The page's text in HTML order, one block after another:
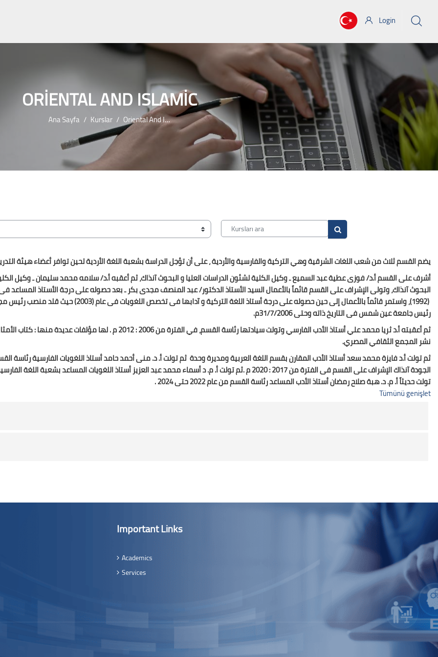
Login
ORIENTAL AND ISLAMIC
Ana Sayfa Kurslar Oriental And Islamic
Kursları ara
Kursları ara
يضم القسم ثلاث من شعب اللغات الشرقية وهي التركية والفارسية والأردية ، على أن تؤجل الدراسة بشعبة اللغة الأردية لحين توافر أعضاء هيئة
أشرف على القسم أ.د/ فوزى عطية عبد السميع ـ وكيل الكلية لشئون الدراسات العليا و البحوث آنذاك، ثم أعقبه أ.د/ سلامه محمد سليمان ـ وكيل
البحوث آنذاك، وتولى الإشراف على القسم قائماً بالأعمال السيد الأستاذ الدكتور/ عبد المنصف مجدى بكر ـ بعد حصوله على درجة الأستاذ المساعد
(1992)، واستمر قائماً بالأعمال إلى حين حصوله على درجة أستاذ اللغة
رئيس جامعة عين شمس فى التاريخ ذاته وحتى 31/7/2006م.
نشر المجمع الثقافي المصري.
ثم تولت أ. د. منى أحمد حامد أستاذ اللغويات الفارسية رئاسة القسم فى الفترة من 2012: 2017 م ثم تولت أ.د فايزة محمد سعد أستاذ الأدب المقارن بقسم اللغة العربية ومديرة وحدة
تولت حديثاً أ. م. د. هبة صلاح رمضان أستاذ الأدب المساعد رئاسة القسم من عام 2022 حتى 2024 .
Tümünü genişlet
Important Links
Academics
Services